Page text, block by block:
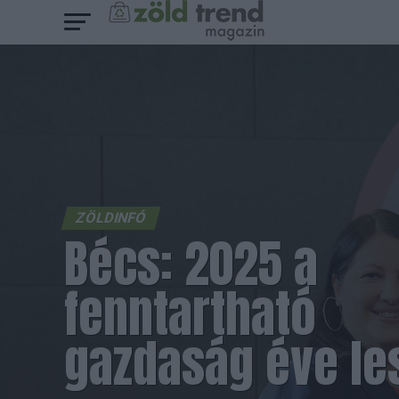
ZÖLDINFÓ
Bécs: 2025 a
fenntartható
gazdaság éve